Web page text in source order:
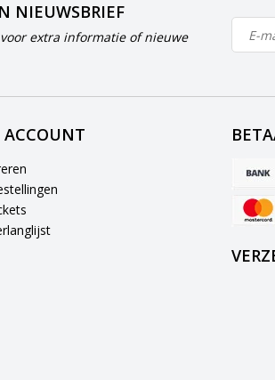
NIEUWSBRIEF
extra informatie of nieuwe
ACCOUNT